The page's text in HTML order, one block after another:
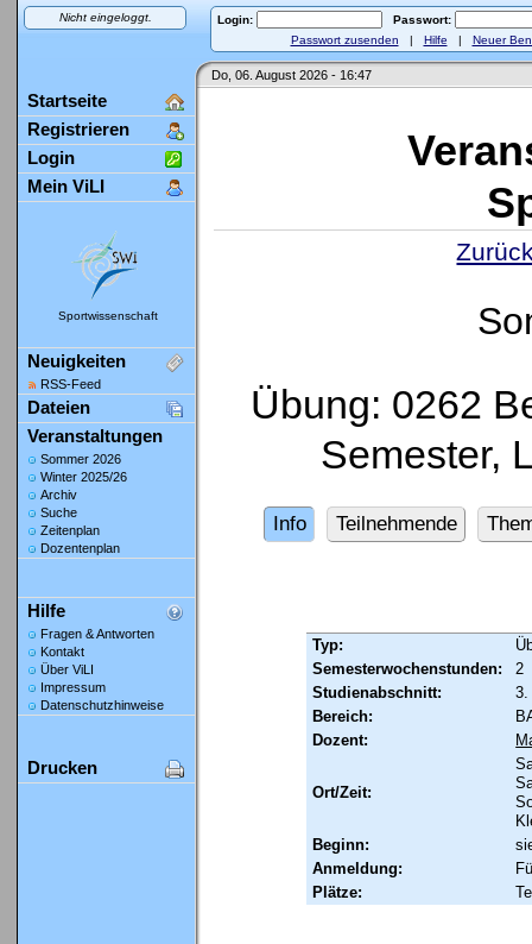
Nicht eingeloggt. Login:
Passwort:
Passwort zusenden | Hilfe | Neuer
Do, 06. August 2026 - 16:47
Startseite
Registrieren
Login
Mein ViLI
Sportwissenschaft
Neuigkeiten
RSS-Feed
Dateien
Veranstaltungen
Sommer 2026
Winter 2025/26
Archiv
Suche
Zeitenplan
Dozentenplan
Hilfe
Fragen & Antworten
Kontakt
Über ViLI
Impressum
Datenschutzhinweise
Drucken
Übung: 0262
Semester,
Info Teilnehmende
Typ:
Semesterwochenstunden:
2
Studienabschnitt:
3.
Bereich:
Dozent:
Ort/Zeit:
Beginn:
Anmeldung:
Plätze: